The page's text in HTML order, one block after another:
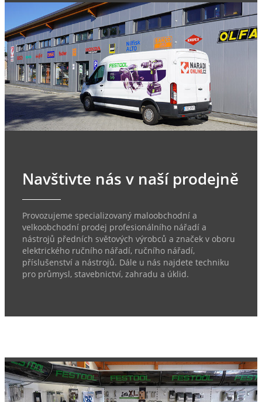
Navštivte nás v naší prodejně
Provozujeme specializovaný maloobchodní a
velkoobchodní prodej profesionálního nářadí a
nástrojů předních světových výrobců a značek v oboru
elektrického ručního nářadí, ručního nářadí,
příslušenství a nástrojů. Dále u nás najdete techniku
pro průmysl, stavebnictví, zahradu a úklid.